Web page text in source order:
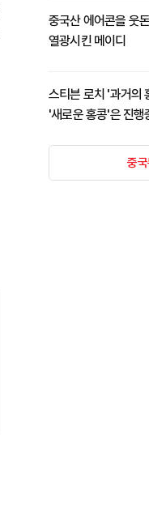
중국산 에어콘을 웃
열광시킨 메이디
스티븐 로치 '과거의
'새로운 홍콩'은 진행
중